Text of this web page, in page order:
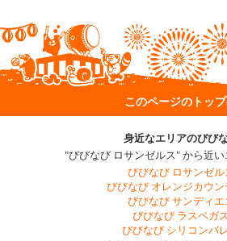
このページのトッ
身近なエリアのびび
"びびなび ロサンゼルス" から近
びびなび ロサンゼル
びびなび オレンジカウン
びびなび サンディエ
びびなび ラスベガ
びびなび シリコンバ